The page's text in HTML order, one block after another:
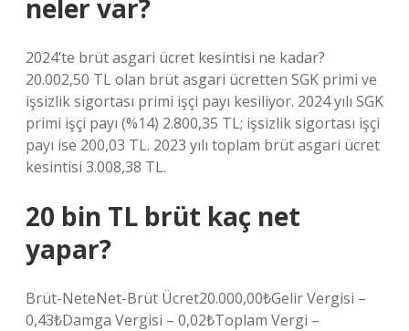
neler var?
2024’te brüt asgari ücret kesintisi ne kadar?
20.002,50 TL olan brüt asgari ücretten SGK primi ve
işsizlik sigortası primi işçi payı kesiliyor. 2024 yılı SGK
primi işçi payı (%14) 2.800,35 TL; işsizlik sigortası işçi
payı ise 200,03 TL. 2023 yılı toplam brüt asgari ücret
kesintisi 3.008,38 TL.
20 bin TL brüt kaç net
yapar?
Brüt-NeteNet-Brüt Ücret20.000,00₺Gelir Vergisi –
0,43₺Damga Vergisi – 0,02₺Toplam Vergi –